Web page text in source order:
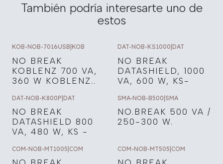
También podría interesarte uno de
estos
KOB-NOB-7016USB KOB
NO BREAK
KOBLENZ 700 VA,
360 W KOBLENZ..
DAT-NOB-KS1000 DAT
NO BREAK
DATASHIELD, 1000
VA, 600 W, KS-
DAT-NOB-K800P|DAT
NO BREAK
DATASHIELD 800
VA, 480 W, KS -
SMA-NOB-B500|SMA
NO.BREAK 500 VA /
250-300 W.
COM-NOB-MT1005 COM COM-NOB-MT505 COM